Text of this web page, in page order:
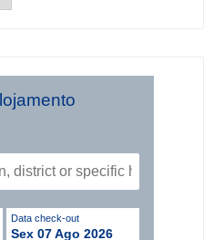
Data check-out
Sex 07 Ago 2026